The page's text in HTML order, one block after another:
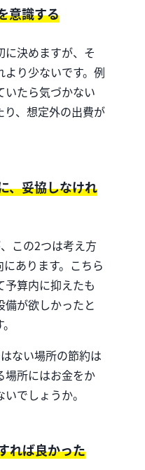
意識する
に決めますが、そ
り少ないです。例
いたら気づかない
り、想定外の出費が
、妥協しなけれ
この2つは考え方
あります。こちら
予算内に抑えたも
が欲しかったと
ない場所の節約は
場所にはお金をか
でしょうか。
れば良かった